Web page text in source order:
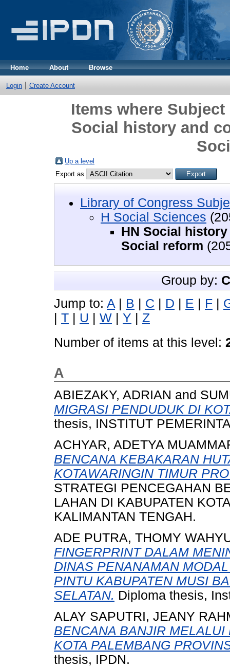
Home About Browse
Login Create Account
Items where
Social history and
Up a level
Export as
Library of Congress
H Social Sciences
HN Social
Social reform
Group by:
Jump to: A | B | C | D | E | F |
| T | U | W | Y | Z
Number of items at this level:
A
ABIEZAKY, ADRIAN and
MIGRASI PENDUDUK DI
thesis, INSTITUT
ACHYAR, ADETYA
BENCANA KEBAKARAN
KOTAWARINGIN TIMUR
STRATEGI PENCEGAHAN
LAHAN DI KABUPATEN
KALIMANTAN TENGAH.
ADE PUTRA, THOMY
FINGERPRINT DALAM
DINAS PENANAMAN
PINTU KABUPATEN MUSI
SELATAN. Diploma thesis,
ALAY SAPUTRI, JEANY
BENCANA BANJIR
KOTA PALEMBANG
thesis, IPDN.